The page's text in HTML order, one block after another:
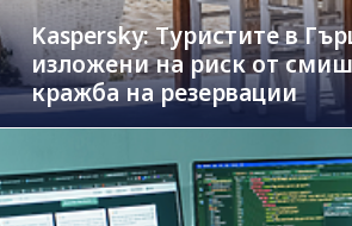
Kaspersky: Туристите в
изложени на риск от
кражба на резервации